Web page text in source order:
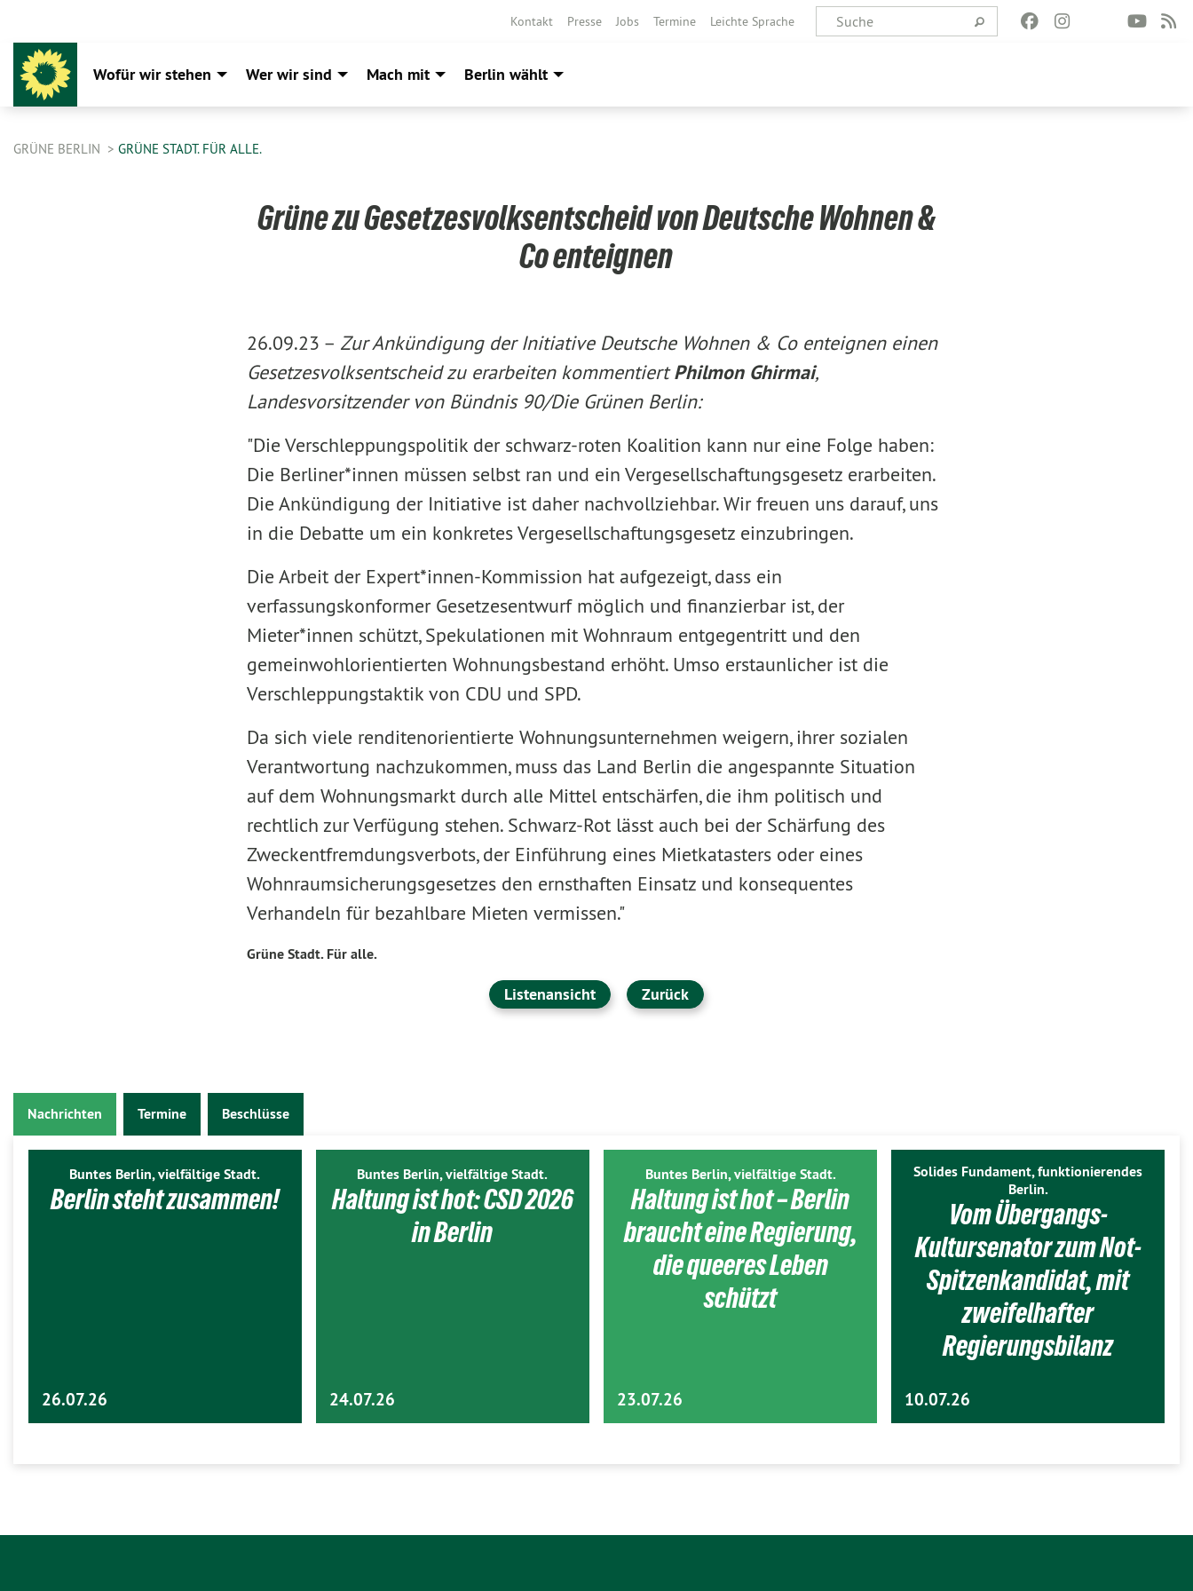
Kontakt Presse Jobs Termine Leichte Sprache
Wofür wir stehen Wer wir sind Mach mit Berlin wählt
GRÜNE BERLIN GRÜNE STADT. FÜR ALLE.
Grüne zu Gesetzesvolksentscheid von Deutsche Wohnen &
Co enteignen
26.09.23 – Zur Ankündigung der Initiative Deutsche Wohnen & Co enteignen einen
Gesetzesvolksentscheid zu erarbeiten kommentiertPhilmon Ghirmai,
Landesvorsitzender von Bündnis 90/Die Grünen Berlin:
"Die Verschleppungspolitik der schwarz-roten Koalition kann nur eine Folge haben:
Die Berliner*innen müssen selbst ran und ein Vergesellschaftungsgesetz erarbeiten.
Die Ankündigung der Initiative ist daher nachvollziehbar. Wir freuen uns darauf, uns
in die Debatte um ein konkretes Vergesellschaftungsgesetz einzubringen.
Die Arbeit der Expert*innen-Kommission hat aufgezeigt, dass ein
verfassungskonformer Gesetzesentwurf möglich und finanzierbar ist, der
Mieter*innen schützt, Spekulationen mit Wohnraum entgegentritt und den
gemeinwohlorientierten Wohnungsbestand erhöht. Umso erstaunlicher ist die
Verschleppungstaktik von CDU und SPD.
Da sich viele renditenorientierte Wohnungsunternehmen weigern, ihrer sozialen
Verantwortung nachzukommen, muss das Land Berlin die angespannte Situation
auf dem Wohnungsmarkt durch alle Mittel entschärfen, die ihm politisch und
rechtlich zur Verfügung stehen. Schwarz-Rot lässt auch bei der Schärfung des
Zweckentfremdungsverbots, der Einführung eines Mietkatasters oder eines
Wohnraumsicherungsgesetzes den ernsthaften Einsatz und konsequentes
Verhandeln für bezahlbare Mieten vermissen."
Grüne Stadt. Für alle.
Listenansicht Zurück
Nachrichten Termine Beschlüsse
Buntes Berlin, vielfältige Stadt.
Berlin steht zusammen!
26.07.26
Buntes Berlin, vielfältige Stadt.
Haltung ist hot: CSD 2026
in Berlin
24.07.26
Buntes Berlin, vielfältige Stadt.
Haltung ist hot – Berlin
braucht eine Regierung,
die queeres Leben
schützt
23.07.26
Solides Fundament, funktionierendes
Berlin.
Vom Übergangs-
Kultursenator zum Not-
Spitzenkandidat, mit
zweifelhafter
Regierungsbilanz
10.07.26